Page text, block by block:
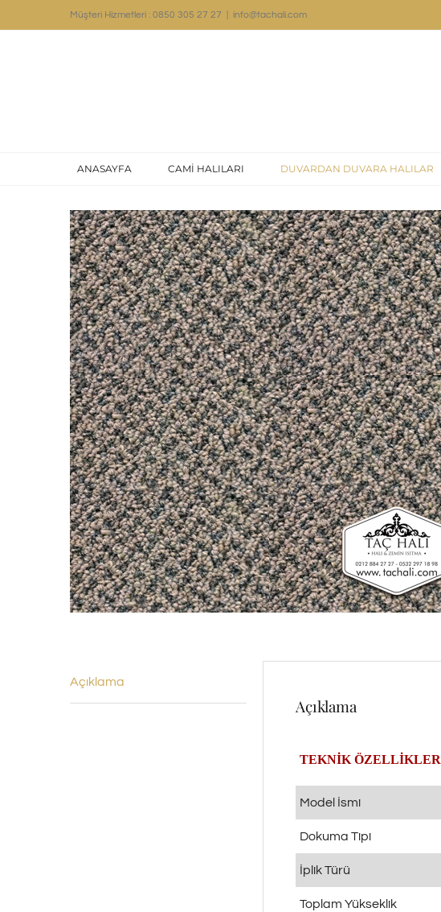
Müşteri Hizmetleri : 0850 305 27 27 info@tachali.com
ANASAYFA CAMİ HALILARI DUVARDAN DUVARA HALILAR
Açıklama
Açıklama
TEKNİK ÖZELLİKLER
Model İsmi
Dokuma Tipi
İplik Türü
Toplam Yükseklik